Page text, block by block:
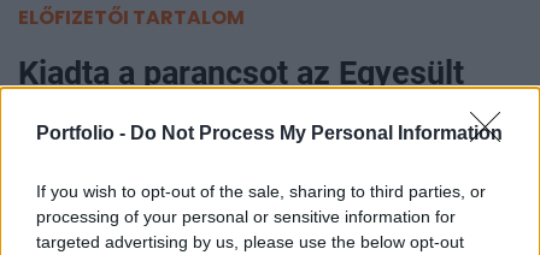
Portfolio - Do Not Process My Personal Information
If you wish to opt-out of the sale, sharing to third parties, or
processing of your personal or sensitive information for
targeted advertising by us, please use the below opt-out
ELŐFIZETŐI TARTALOM
Kiadta a parancsot az Egyesült
Államok: útnak indították a világ
egyik legnagyobb hadihajóját
Portfolio
2025. június 16. 17:29